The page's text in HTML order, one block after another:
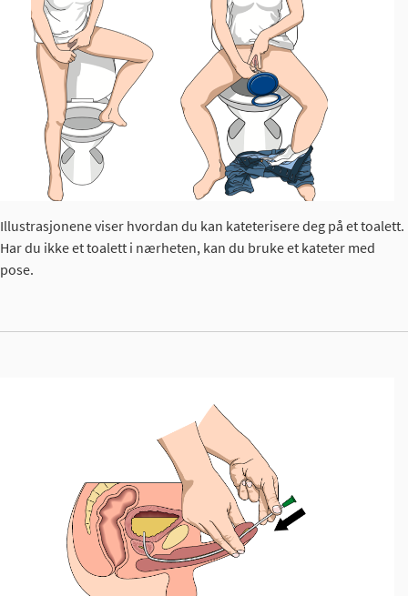
Illustrasjonene viser hvordan du kan kateterisere deg på et toalett.
Har du ikke et toalett i nærheten, kan du bruke et kateter med
pose.